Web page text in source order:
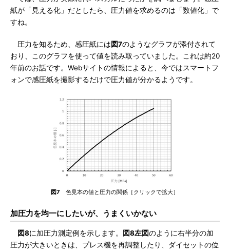
紙が「見える化」だとしたら、圧力値を求めるのは「数値化」で
すね。
圧力を知るため、感圧紙には図7のようなグラフが添付されて
おり、このグラフを使って値を読み取っていました。これは約20
年前のお話です。Webサイトの情報によると、今ではスマートフ
ォンで感圧紙を撮影するだけで圧力値が分かるようです。
図7 色見本の値と圧力の関係［クリックで拡大］
加圧力を均一にしたいが、うまくいかない
図8に加圧力測定例を示します。 図8左図のように右半分の加
圧力が大きいときは、プレス機を再調整したり、ダイセットの位